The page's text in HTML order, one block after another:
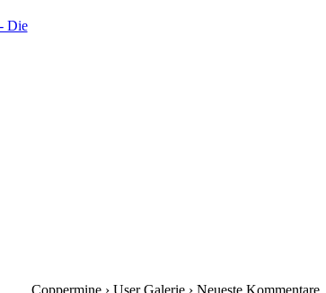
Coppermine › User Galerie › Neueste Kommentare